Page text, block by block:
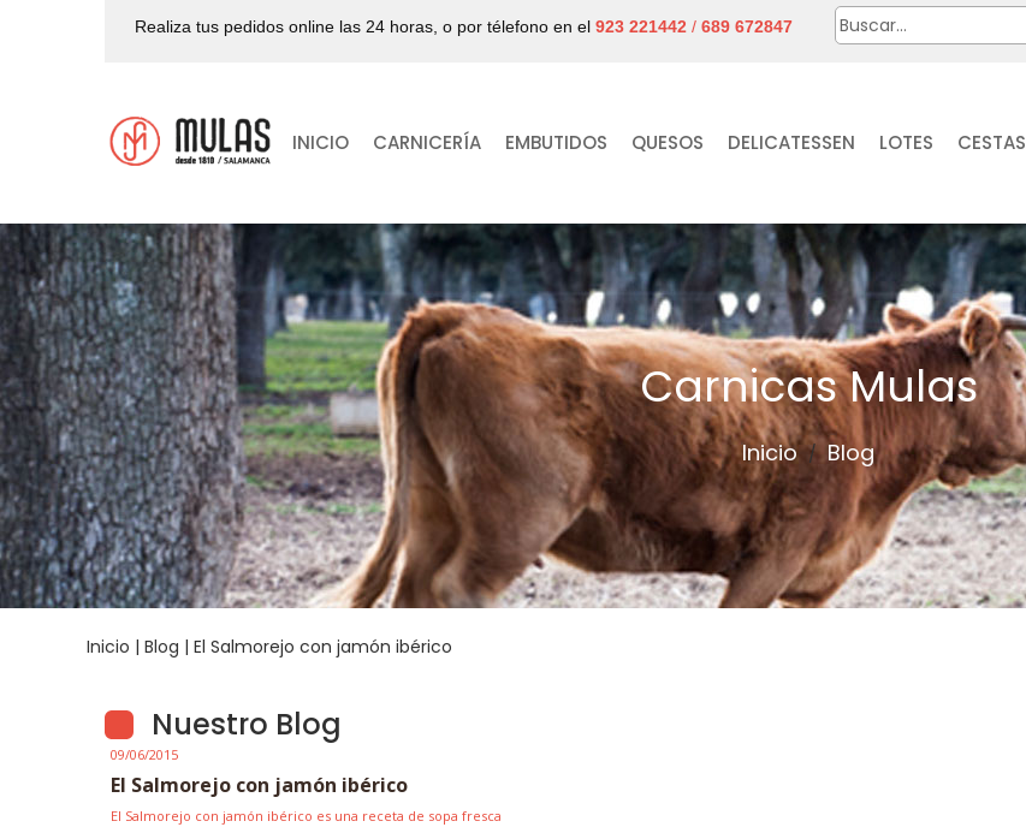
Realiza tus pedidos online las 24 horas, o por télefono en el 923 221442 / 689 672847
INICIO CARNICERÍA EMBUTIDOS QUESOS DELICATESSEN LOTES CESTAS
Carnicas Mulas
Inicio / Blog
Inicio | Blog | El Salmorejo con jamón ibérico
Nuestro Blog
09/06/2015
El Salmorejo con jamón ibérico
El Salmorejo con jamón ibérico es una receta de sopa fresca